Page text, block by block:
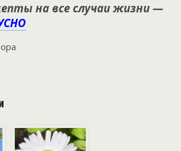
на все случаи жизни —